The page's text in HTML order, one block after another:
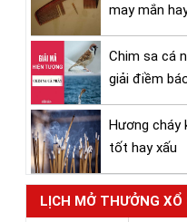
may mắn
Chim sa cá
giải điềm
Hương cháy
tốt hay xấu
LỊCH MỞ THƯỞNG XỔ